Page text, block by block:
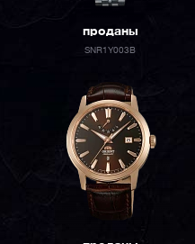
проданы
SNR1Y003B